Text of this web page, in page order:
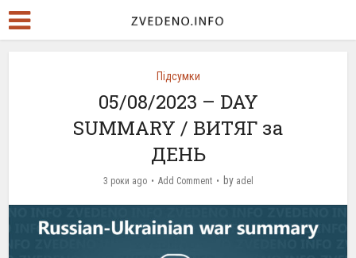
Підсумки
05/08/2023 – DAY
SUMMARY / ВИТЯГ за
ДЕНЬ
3 роки ago Add Comment by adel